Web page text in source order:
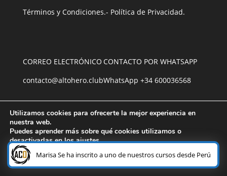
Términos y Condiciones.- Política de Privacidad.
CORREO ELECTRÓNICO
contacto@altohero.club
CONTACTO POR WHATSAPP
WhatsApp +34 600036568
- Utilizamos VISME
Portada
Quiénes Somos
Utilizamos cookies para ofrecerte la mejor experiencia en
nuestra web.
Puedes aprender más sobre qué cookies utilizamos o
desactivarlas en losajustes.
Aceptar Rechazar Ajustes
¿Necesitas ayuda?
Marisa Se ha inscrito a uno de nuestros cursos desde Perú